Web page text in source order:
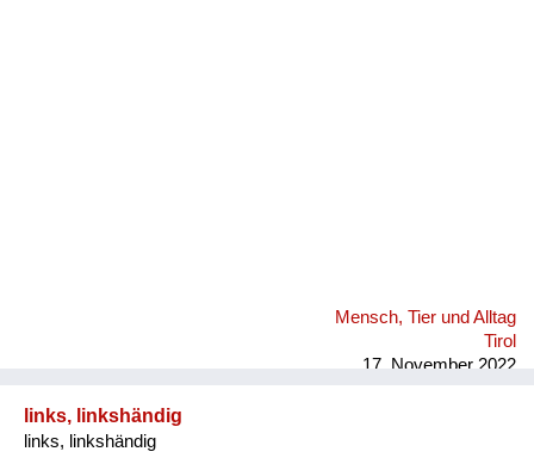
Mensch, Tier und Alltag
Tirol
17. November 2022
links, linkshändig
links, linkshändig